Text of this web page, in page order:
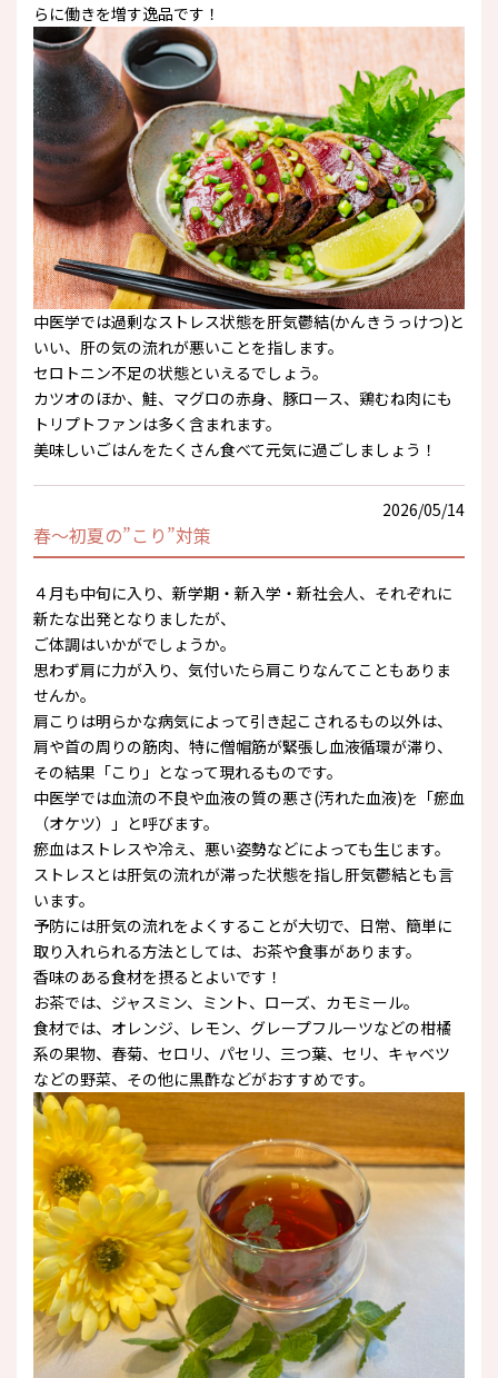
らに働きを増す逸品です！
中医学では過剰なストレス状態を肝気鬱結(かんきうっけつ)と
いい、肝の気の流れが悪いことを指します。
セロトニン不足の状態といえるでしょう。
カツオのほか、鮭、マグロの赤身、豚ロース、鶏むね肉にも
トリプトファンは多く含まれます。
美味しいごはんをたくさん食べて元気に過ごしましょう！
2026/05/14
春～初夏の”こり”対策
４月も中旬に入り、新学期・新入学・新社会人、それぞれに
新たな出発となりましたが、
ご体調はいかがでしょうか。
思わず肩に力が入り、気付いたら肩こりなんてこともありま
せんか。
肩こりは明らかな病気によって引き起こされるもの以外は、
肩や首の周りの筋肉、特に僧帽筋が緊張し血液循環が滞り、
その結果「こり」となって現れるものです。
中医学では血流の不良や血液の質の悪さ(汚れた血液)を「瘀血
（オケツ）」と呼びます。
瘀血はストレスや冷え、悪い姿勢などによっても生じます。
ストレスとは肝気の流れが滞った状態を指し肝気鬱結とも言
います。
予防には肝気の流れをよくすることが大切で、日常、簡単に
取り入れられる方法としては、お茶や食事があります。
香味のある食材を摂るとよいです！
お茶では、ジャスミン、ミント、ローズ、カモミール。
食材では、オレンジ、レモン、グレープフルーツなどの柑橘
系の果物、春菊、セロリ、パセリ、三つ葉、セリ、キャベツ
などの野菜、その他に黒酢などがおすすめです。